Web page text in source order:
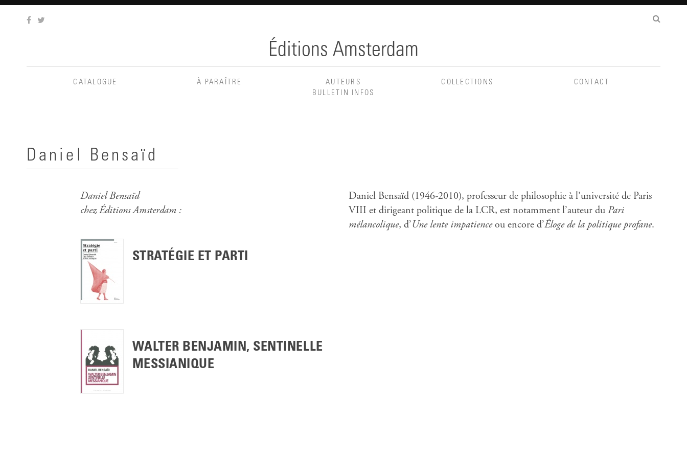
Éditions Amsterdam
CATALOGUE À PARAÎTRE AUTEURS COLLECTIONS
CONTACT
BULLETIN INFOS
Daniel Bensaïd
Daniel Bensaïd
chez Éditions Amsterdam :
STRATÉGIE ET PARTI
WALTER BENJAMIN, SENTINELLE
MESSIANIQUE
Daniel Bensaïd (1946-2010), professeur de philosophie à l’université de Paris
VIII et dirigeant politique de la LCR, est notamment l’auteur du Pari
mélancolique, d’Une lente impatienceou encore d’Éloge de la politique profane.